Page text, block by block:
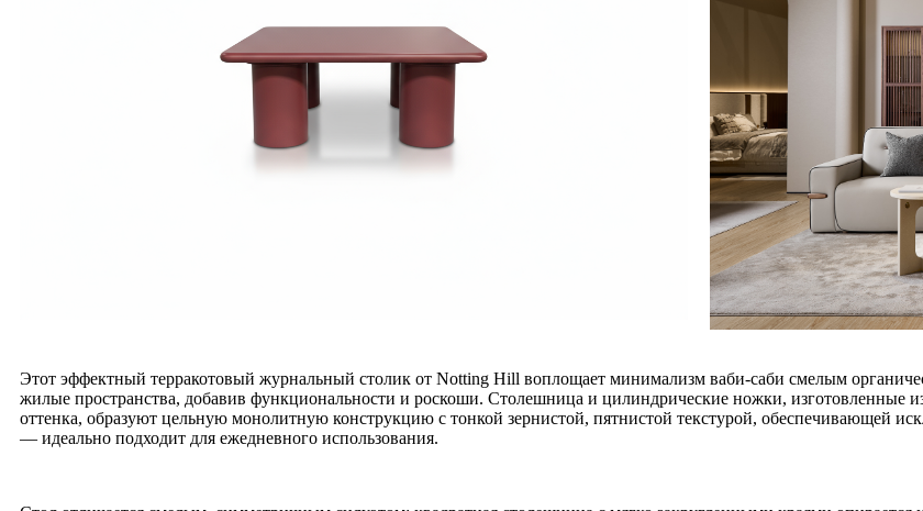
Этот эффектный терракотовый журнальный столик от Notting Hill воплощает минимализм ваби-саби смелым
жилые пространства, добавив функциональности и роскоши. Столешница и цилиндрические ножки, изготовленные
оттенка, образуют цельную монолитную конструкцию с тонкой зернистой, пятнистой текстурой, обеспечивающей
— идеально подходит для ежедневного использования.